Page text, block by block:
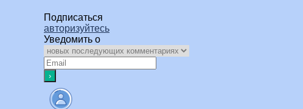
Подписаться
авторизуйтесь
Уведомить о